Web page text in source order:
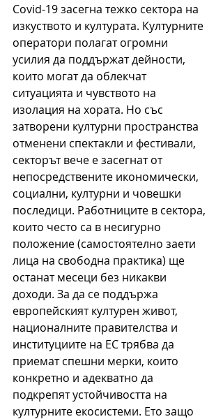
Covid-19 засегна тежко сектора на
изкуството и културата. Културните
оператори полагат огромни
усилия да поддържат дейности,
които могат да облекчат
ситуацията и чувството на
изолация на хората. Но със
затворени културни пространства
отменени спектакли и фестивали,
секторът вече е засегнат от
непосредствените икономически,
социални, културни и човешки
последици. Работниците в сектора,
които често са в несигурно
положение (самостоятелно заети
лица на свободна практика) ще
останат месеци без никакви
доходи. За да се поддържа
европейският културен живот,
националните правителства и
институциите на ЕС трябва да
приемат спешни мерки, които
конкретно и адекватно да
подкрепят устойчивостта на
културните екосистеми. Ето защо